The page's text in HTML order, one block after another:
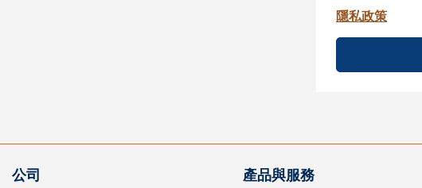
隱私政策
公司 產品與服務